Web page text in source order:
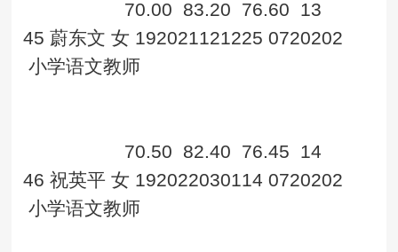
70.00 83.20 76.60 13
45 蔚东文 女 192021121225 0720202
小学语文教师
70.50 82.40 76.45 14
46 祝英平 女 192022030114 0720202
小学语文教师